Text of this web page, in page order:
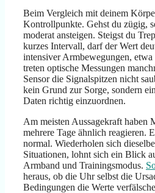
Beim Vergleich mit deinem
Kontrollpunkte. Gehst du zügig,
moderat ansteigen. Steigst du
kurzes Intervall, darf der Wert
intensiver Armbewegungen,
treten optische Messungen
Sensor die Signalspitzen nicht
kein Grund zur Sorge, sondern
Daten richtig einzuordnen.
Am meisten Aussagekraft haben
mehrere Tage ähnlich reagieren.
normal. Wiederholen sich
Situationen, lohnt sich ein Blick
Armband und Trainingsmodus.
heraus, ob die Uhr selbst die
Bedingungen die Werte